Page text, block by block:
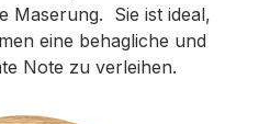
Maserung. Sie ist ideal,
eine behagliche und
Note zu verleihen.